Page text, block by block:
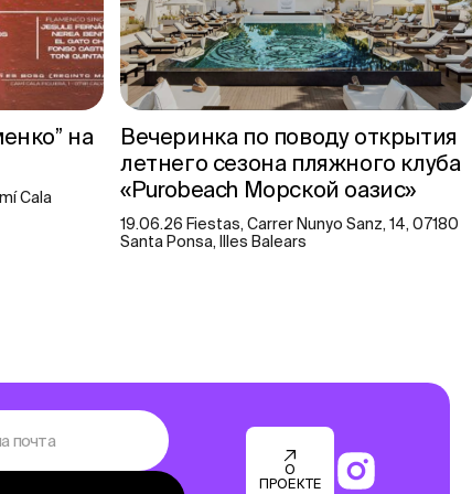
на
Cala
Вечеринка по поводу открытия
летнего сезона пляжного клуба
«Purobeach Морской оазис»
19.06.26 Fiestas, Carrer Nunyo Sanz, 14, 07180
Santa Ponsa, Illes Balears
О
ПРОЕКТЕ